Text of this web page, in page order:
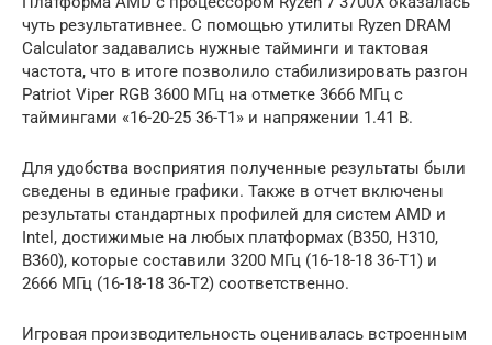
чуть результативнее. С помощью утилиты Ryzen DRAM
Calculator задавались нужные тайминги и тактовая
частота, что в итоге позволило стабилизировать разгон
Patriot Viper RGB 3600 МГц на отметке 3666 МГц с
таймингами «16-20-25 36-Т1» и напряжении 1.41 В.
Для удобства восприятия полученные результаты были
сведены в единые графики. Также в отчет включены
результаты стандартных профилей для систем AMD и
Intel, достижимые на любых платформах (B350, H310,
B360), которые составили 3200 МГц (16-18-18 36-Т1) и
2666 МГц (16-18-18 36-Т2) соответственно.
Игровая производительность оценивалась встроенным